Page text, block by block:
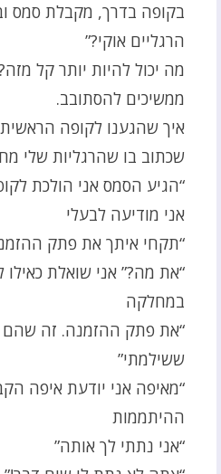
בקופה בדרך, מקבלת סמס
הרגליים אוקי?”
מה יכול להיות יותר קל
ממשיכים להסתובב.
איך שהגענו לקופה
שכתוב בו שהרגליות שלי
“הגיע הסמס אני הולכת
אני מודיעה לבעלי
“תקחי איתך את פתק
“את מה?” אני שואלת כאילו
במחלקה
“את פתק ההזמנה. זה שהם
ששילמתי”
“מאיפה אני יודעת איפה
ההיתממות
“אני נתתי לך אותה”